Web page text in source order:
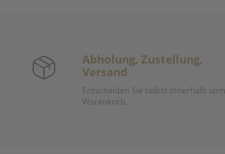
Abholung, Zustellung,
Versand
Entscheiden Sie selbst innerhalb vom
Warenkorb.